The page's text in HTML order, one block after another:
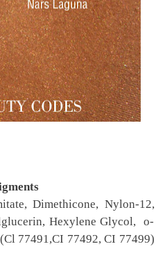
Dimethicone, Nylon-12,
Hexylene Glycol, o-
77491,CI 77492, CI 77499)